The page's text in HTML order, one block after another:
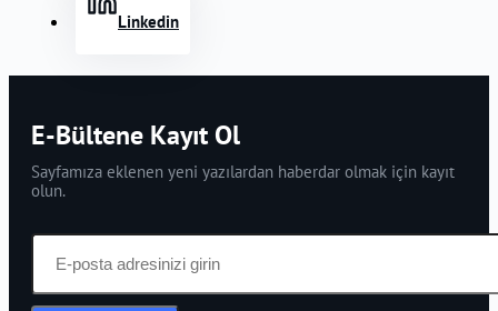
Linkedin
E-Bültene Kayıt Ol
Sayfamıza eklenen yeni yazılardan haberdar olmak için kayıt
olun.